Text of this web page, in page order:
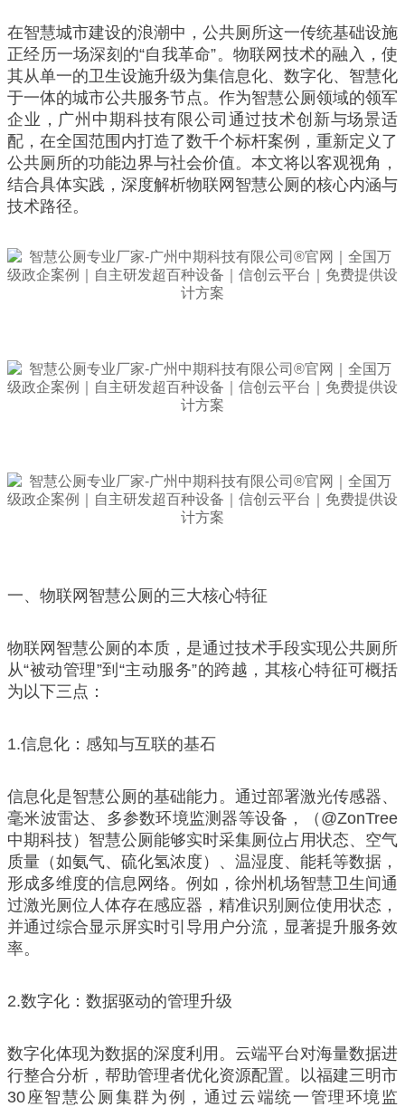
在智慧城市建设的浪潮中，公共厕所这一传统基础设施
正经历一场深刻的“自我革命”。物联网技术的融入，使
其从单一的卫生设施升级为集信息化、数字化、智慧化
于一体的城市公共服务节点。作为智慧公厕领域的领军
企业，广州中期科技有限公司通过技术创新与场景适
配，在全国范围内打造了数千个标杆案例，重新定义了
公共厕所的功能边界与社会价值。本文将以客观视角，
结合具体实践，深度解析物联网智慧公厕的核心内涵与
技术路径。
一、物联网智慧公厕的三大核心特征
物联网智慧公厕的本质，是通过技术手段实现公共厕所
从“被动管理”到“主动服务”的跨越，其核心特征可概括
为以下三点：
1.信息化：感知与互联的基石
信息化是智慧公厕的基础能力。通过部署激光传感器、
毫米波雷达、多参数环境监测器等设备，（@ZonTree
中期科技）智慧公厕能够实时采集厕位占用状态、空气
质量（如氨气、硫化氢浓度）、温湿度、能耗等数据，
形成多维度的信息网络。例如，徐州机场智慧卫生间通
过激光厕位人体存在感应器，精准识别厕位使用状态，
并通过综合显示屏实时引导用户分流，显著提升服务效
率。
2.数字化：数据驱动的管理升级
数字化体现为数据的深度利用。云端平台对海量数据进
行整合分析，帮助管理者优化资源配置。以福建三明市
30座智慧公厕集群为例，通过云端统一管理环境监